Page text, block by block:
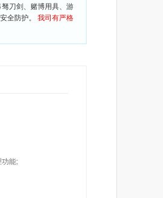
刀剑、赌博用具、游
全防护。 我司有严格
能;